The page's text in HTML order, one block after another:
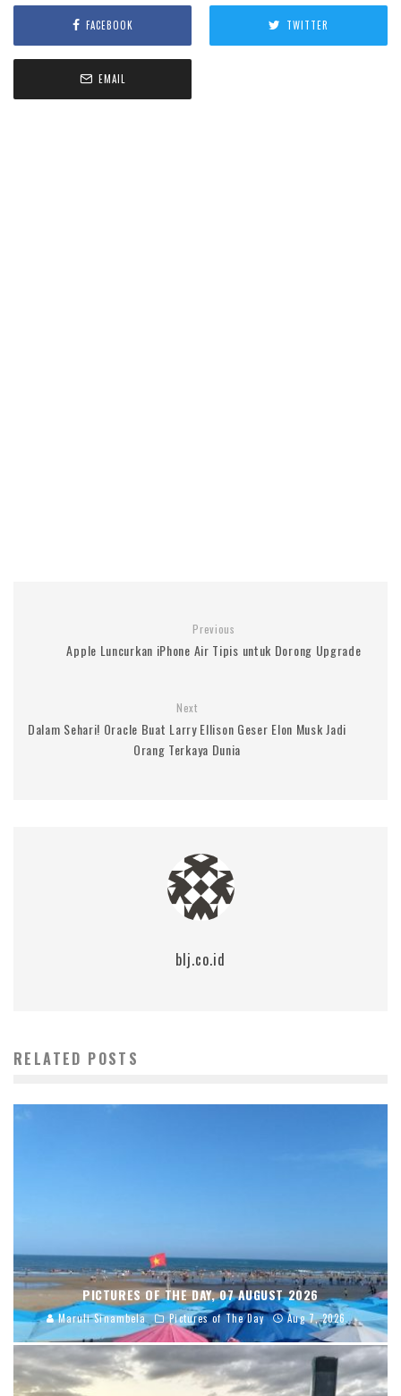
FACEBOOK TWITTER
EMAIL
Previous
Apple Luncurkan iPhone Air Tipis untuk Dorong Upgrade
Next
Dalam Sehari! Oracle Buat Larry Ellison Geser Elon Musk Jadi
Orang Terkaya Dunia
blj.co.id
RELATED POSTS
PICTURES OF THE DAY, 07 AUGUST 2026
Maruli Sinambela Pictures of The Day Aug 7, 2026